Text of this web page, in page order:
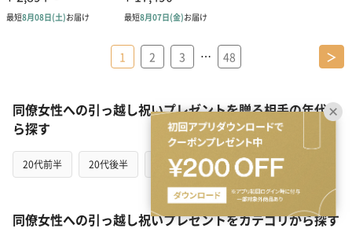
1 2 3 … 48 ＞
同僚女性への引っ越し祝いプレゼントを贈る相手の年代か
ら探す
20代前半 20代後半 30代 40代 50代
同僚女性への引っ越し祝いプレゼントをカテゴリから探す